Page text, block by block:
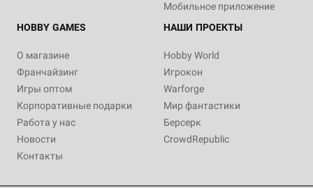
Мобильное приложение
HOBBY GAMES
О магазине
Франчайзинг
Игры оптом
Корпоративные подарки
Работа у нас
Новости
Контакты
НАШИ ПРОЕКТЫ
Hobby World
Игрокон
Warforge
Мир фантастики
Берсерк
CrowdRepublic